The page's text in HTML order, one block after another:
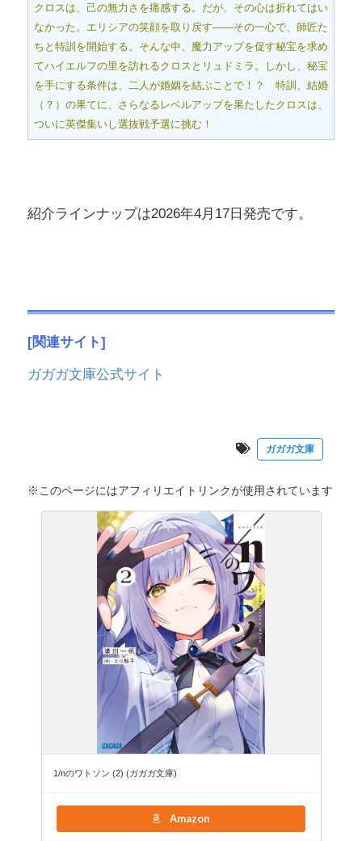
クロスは、己の無力さを痛感する。だが、その心は折れてはい
なかった。エリシアの笑顔を取り戻す――その一心で、師匠た
ちと特訓を開始する。そんな中、魔力アップを促す秘宝を求め
てハイエルフの里を訪れるクロスとリュドミラ。しかし、秘宝
を手にする条件は、二人が婚姻を結ぶことで！？ 特訓、結婚
（？）の果てに、さらなるレベルアップを果たしたクロスは、
ついに英傑集いし選抜戦予選に挑む！
紹介ラインナップは2026年4月17日発売です。
[関連サイト]
ガガガ文庫公式サイト
ガガガ文庫
※このページにはアフィリエイトリンクが使用されています
1/nのワトソン (2) (ガガガ文庫)
Amazon